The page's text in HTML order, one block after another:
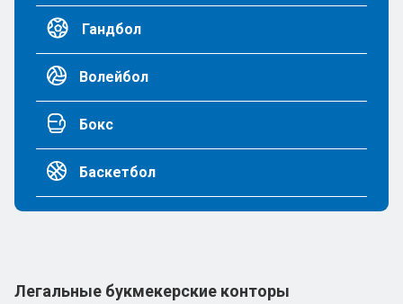
Гандбол
Волейбол
Бокс
Баскетбол
Легальные букмекерские конторы